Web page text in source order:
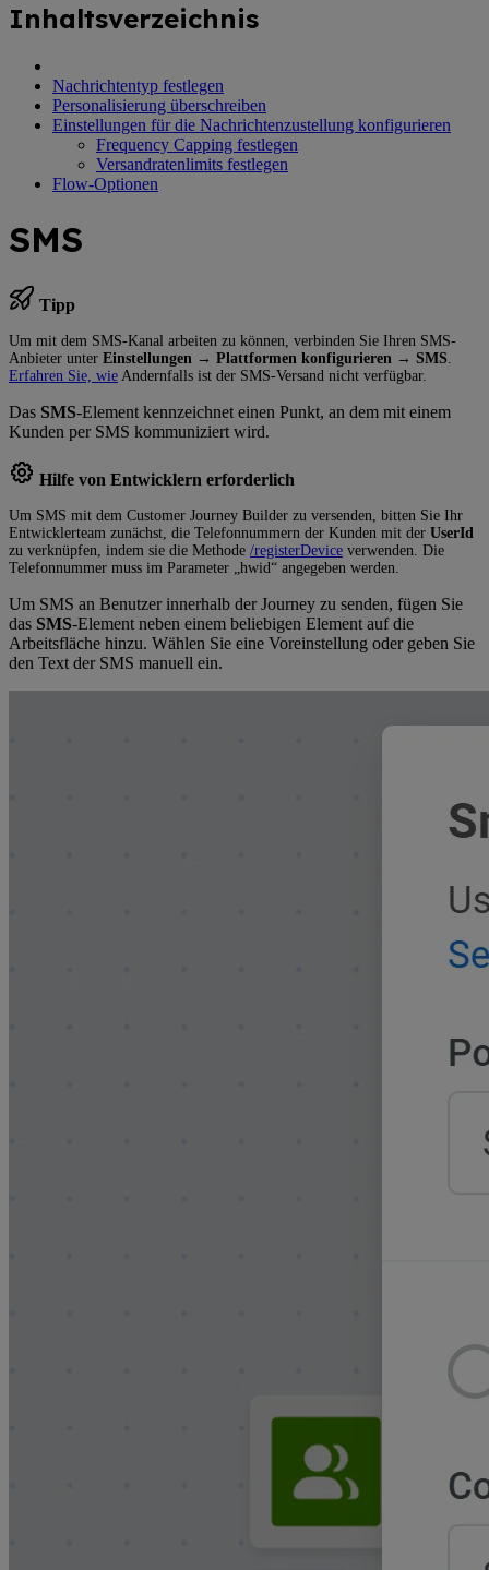
Inhaltsverzeichnis
Nachrichtentyp festlegen
Personalisierung überschreiben
Einstellungen für die Nachrichtenzustellung konfigurieren
Frequency Capping festlegen
Versandratenlimits festlegen
Flow-Optionen
SMS
Tipp
Um mit dem SMS-Kanal arbeiten zu können, verbinden Sie Ihren SMS-
Anbieter unter Einstellungen → Plattformen konfigurieren → SMS
Erfahren Sie, wie Andernfalls ist der SMS-Versand nicht verfügbar.
Das SMS-Element kennzeichnet einen Punkt, an dem mit einem
Kunden per SMS kommuniziert wird.
Hilfe von Entwicklern erforderlich
Um SMS mit dem Customer Journey Builder zu versenden, bitten Sie Ihr
Entwicklerteam zunächst, die Telefonnummern der Kunden mit der UserId
zu verknüpfen, indem sie die Methode /registerDevice verwenden. Die
Telefonnummer muss im Parameter „hwid“ angegeben werden.
Um SMS an Benutzer innerhalb der Journey zu senden, fügen Sie
das SMS-Element neben einem beliebigen Element auf die
Arbeitsfläche hinzu. Wählen Sie eine Voreinstellung oder geben Sie
den Text der SMS manuell ein.